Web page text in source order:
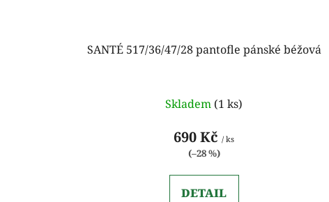
SANTÉ 517/36/47/28 pantofle pánské béžová
Skladem (1 ks)
690 Kč/ ks
(–28 %)
DETAIL